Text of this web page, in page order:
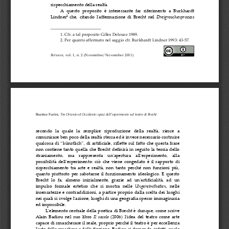
Between, vol.  1,  n.  2  (Novembre/  November  2011)
rispecchiamento  della  realtà.
A   questo   proposito   è   interessante   far   riferimento   a   Burkhardt
Lindner2 che,   citando   l'ʹaffermazione   di   Brecht   nel Dreigroschenprozess
1. Cfr.
  a  tal  proposito  Gilles  Deleuze  1989.
2.  Per  quanto  affermato  nel  saggio cfr.
  Burkhardt  Lindner  1993:  43
-­‐‑57.
Beatrice  Furini, Tra  Oriente  ed  Occidente:  spazi  dell'ʹesperimento  nel  teatro  di  Brecht
secondo   la   quale   la   semplice   riproduzione   della   realtà,   riesce   a
comunicare  ben  poco  della  realtà  stessa  ed  è  invece  necessario  costruire
qualcosa  di  “künstlich”,  di  artificiale,  riflette  sul  fatto  che  questa  frase
non  contiene  tanto  quella  che Brecht  definirà  in  seguito  la  teoria  dello
straniamento,    ma    rappresenta    un'ʹapertura    all'ʹesperimento,    alla
possibilità   dell'ʹesperimento:   ciò   che   viene   congedato   è   il   rapporto   di
rispecchiamento   tra   arte   e   realtà,   non   tanto   perché   non   funzioni   più,
quanto  piuttosto  per  sabotarne  il  funzionamento  ideologico.  E  questo
Brecht   lo   fa,   almeno   inizialmente,   grazie   ad   un'ʹartificialità,   ad   un
impulso   formale   estetico   che   si   mostra   nelle Ungereimtheiten,   nelle
insensatezze  e  contraddizioni,  a  partire  proprio  dalla  scelta  dei  luoghi
nei  quali  si  svolge  l'ʹazione,  luoghi  di  una  geografia  spesso  immaginaria
ed  impossibile.
L'ʹelemento  centrale  della  poetica  di  Brecht  è  dunque,  come  scrive
Alain   Badiou   nel   suo   libro Il   secolo (2006)   l'ʹidea   del   teatro   come   arte
capace  di  smascherare  il  reale,  proprio  perché  il  teatro  è  per  eccellenza